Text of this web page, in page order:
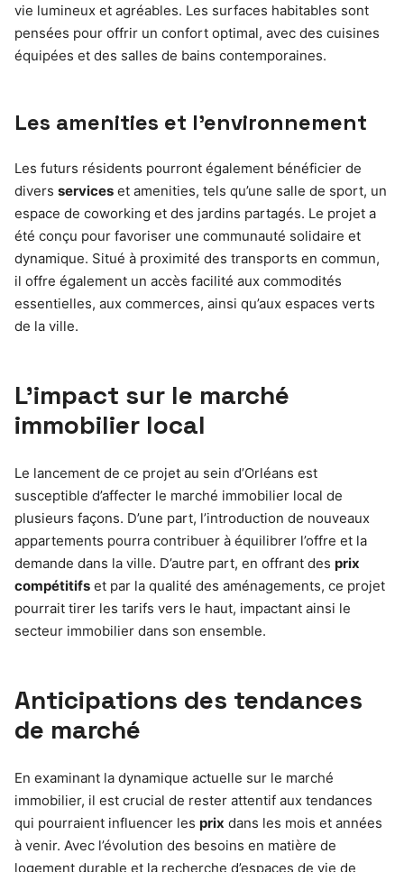
vie lumineux et agréables. Les surfaces habitables sont
pensées pour offrir un confort optimal, avec des cuisines
équipées et des salles de bains contemporaines.
Les amenities et l’environnement
Les futurs résidents pourront également bénéficier de
divers services et amenities, tels qu’une salle de sport, un
espace de coworking et des jardins partagés. Le projet a
été conçu pour favoriser une communauté solidaire et
dynamique. Situé à proximité des transports en commun,
il offre également un accès facilité aux commodités
essentielles, aux commerces, ainsi qu’aux espaces verts
de la ville.
L’impact sur le marché
immobilier local
Le lancement de ce projet au sein d’Orléans est
susceptible d’affecter le marché immobilier local de
plusieurs façons. D’une part, l’introduction de nouveaux
appartements pourra contribuer à équilibrer l’offre et la
demande dans la ville. D’autre part, en offrant des prix
compétitifs et par la qualité des aménagements, ce projet
pourrait tirer les tarifs vers le haut, impactant ainsi le
secteur immobilier dans son ensemble.
Anticipations des tendances
de marché
En examinant la dynamique actuelle sur le marché
immobilier, il est crucial de rester attentif aux tendances
qui pourraient influencer les prix dans les mois et années
à venir. Avec l’évolution des besoins en matière de
logement durable et la recherche d’espaces de vie de